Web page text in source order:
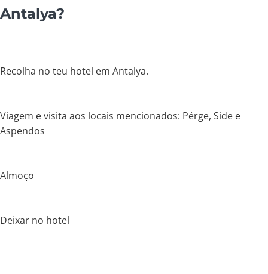
Antalya?
Recolha no teu hotel em Antalya.
Viagem e visita aos locais mencionados: Pérge, Side e
Aspendos
Almoço
Deixar no hotel